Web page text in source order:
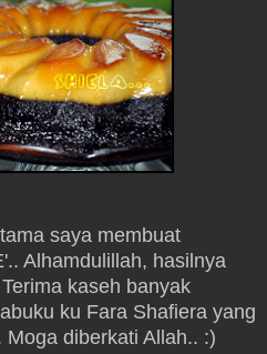
saya membuat
Alhamdulillah, hasilnya
kaseh banyak
ku Fara Shafiera yang
diberkati Allah.. :)